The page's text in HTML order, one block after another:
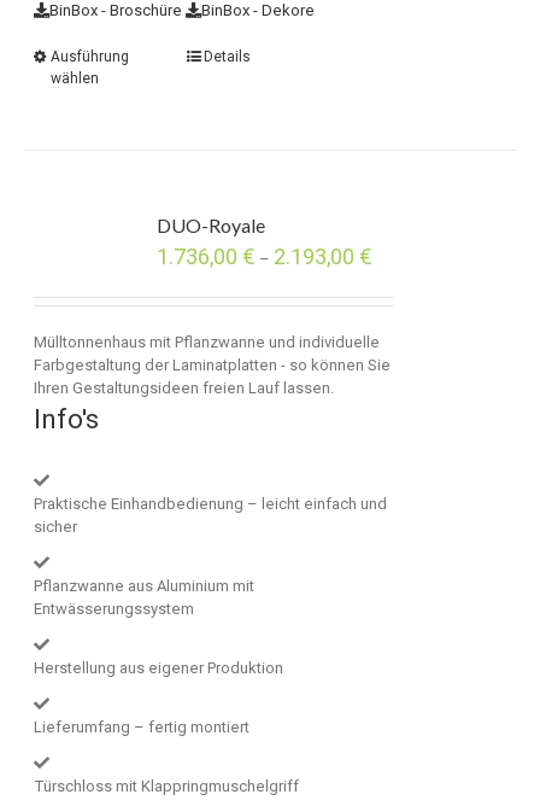
BinBox - Broschüre BinBox - Dekore
Ausführung
wählen
Details
DUO-Royale
1.736,00 € – 2.193,00 €
Mülltonnenhaus mit Pflanzwanne und individuelle
Farbgestaltung der Laminatplatten - so können Sie
Ihren Gestaltungsideen freien Lauf lassen.
Info's
Praktische Einhandbedienung – leicht einfach und
sicher
Pflanzwanne aus Aluminium mit
Entwässerungssystem
Herstellung aus eigener Produktion
Lieferumfang – fertig montiert
Türschloss mit Klappringmuschelgriff